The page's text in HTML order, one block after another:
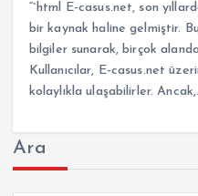
“`html E-casus.net, son
bir kaynak haline gelmiştir.
bilgiler sunarak, birçok
Kullanıcılar, E-casus.net
kolaylıkla ulaşabilirler.
Ara